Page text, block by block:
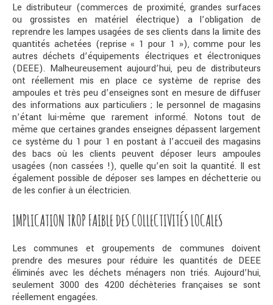
Le distributeur (commerces de proximité, grandes surfaces
ou grossistes en matériel électrique) a l’obligation de
reprendre les lampes usagées de ses clients dans la limite des
quantités achetées (reprise « 1 pour 1 »), comme pour les
autres déchets d’équipements électriques et électroniques
(DEEE). Malheureusement aujourd’hui, peu de distributeurs
ont réellement mis en place ce système de reprise des
ampoules et très peu d’enseignes sont en mesure de diffuser
des informations aux particuliers ; le personnel de magasins
n’étant lui-même que rarement informé. Notons tout de
même que certaines grandes enseignes dépassent largement
ce système du 1 pour 1 en postant à l’accueil des magasins
des bacs où les clients peuvent déposer leurs ampoules
usagées (non cassées !), quelle qu’en soit la quantité. Il est
également possible de déposer ses lampes en déchetterie ou
de les confier à un électricien.
IMPLICATION TROP FAIBLE DES COLLECTIVITÉS LOCALES
Les communes et groupements de communes doivent
prendre des mesures pour réduire les quantités de DEEE
éliminés avec les déchets ménagers non triés. Aujourd’hui,
seulement 3000 des 4200 déchèteries françaises se sont
réellement engagées.